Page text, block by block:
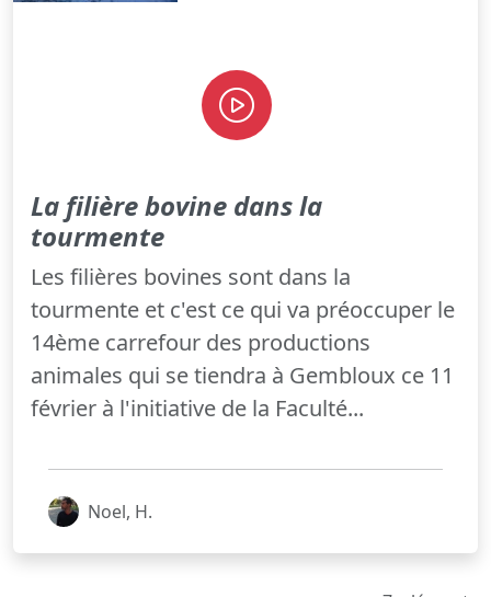
La filière bovine dans la
tourmente
Les filières bovines sont dans la
tourmente et c'est ce qui va préoccuper le
14ème carrefour des productions
animales qui se tiendra à Gembloux ce 11
février à l'initiative de la Faculté...
Noel, H.